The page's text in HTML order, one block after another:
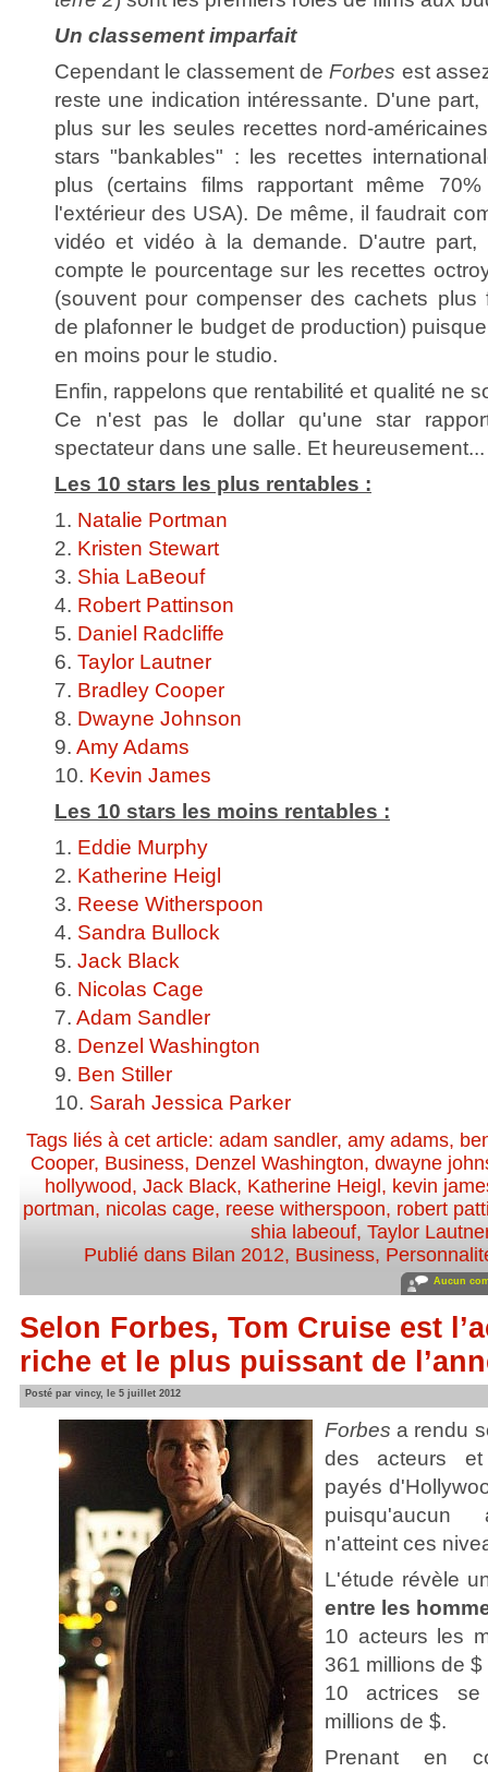
Un classement imparfait
Cependant le classement deForbes est
reste une indication intéressante. D'une
plus sur les seules recettes nord-
stars "bankables" : les recettes
plus (certains films rapportant même
l'extérieur des USA). De même, il faudrait
vidéo et vidéo à la demande. D'autre part,
compte le pourcentage sur les recettes
(souvent pour compenser des cachets plus
de plafonner le budget de production)
en moins pour le studio.
Enfin, rappelons que rentabilité et qualité ne
Ce n'est pas le dollar qu'une star
spectateur dans une salle. Et heureusement...
Les 10 stars les plus rentables :
1. Natalie Portman
2. Kristen Stewart
3. Shia LaBeouf
4. Robert Pattinson
5. Daniel Radcliffe
6. Taylor Lautner
7. Bradley Cooper
8. Dwayne Johnson
9. Amy Adams
10. Kevin James
Les 10 stars les moins rentables :
1. Eddie Murphy
2. Katherine Heigl
3. Reese Witherspoon
4. Sandra Bullock
5. Jack Black
6. Nicolas Cage
7. Adam Sandler
8. Denzel Washington
9. Ben Stiller
10. Sarah Jessica Parker
Tags liés à cet article: adam sandler, amy adams,
Cooper, Business, Denzel Washington,dwayne
hollywood,Jack Black, Katherine Heigl , kevin
portman, nicolas cage, reese witherspoon, robert
shia labeouf,Taylor
Publié dans Bilan 2012, Business,
Aucun
Selon Forbes, Tom Cruise est
riche et le plus puissant de
Posté par vincy, le 5 juillet 2012
Forbes a rendu
des acteurs
payés
puisqu'aucun
n'atteint ces
L'étude révèle
entre les
10 acteurs les
361 millions de
10 actrices
millions de $.
Prenant en